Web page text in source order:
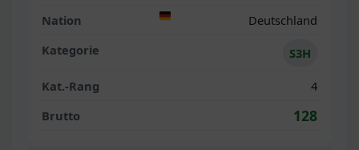
Deutschland
S3H
4
128